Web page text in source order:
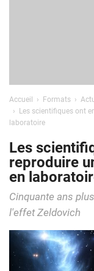
Accueil Formats
Les scientifiques ont
laboratoire
Les
reproduire
en
Cinquante ans
l'effet Zeldovich